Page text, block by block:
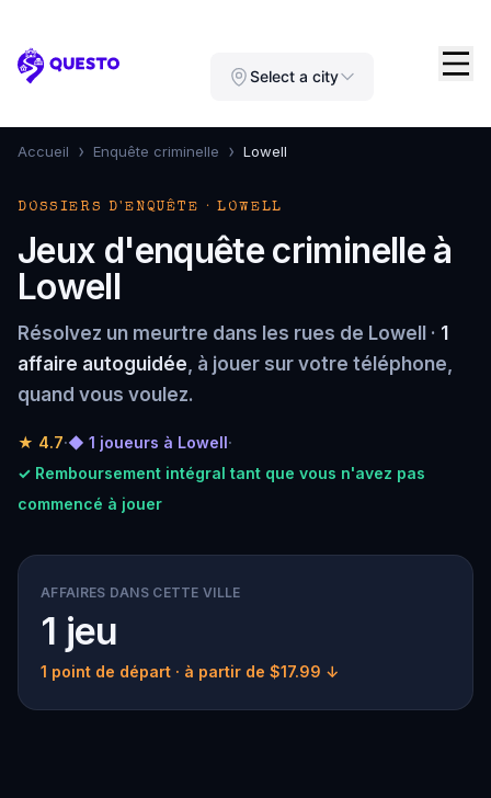
Questo Select a city
Accueil › Enquête criminelle › Lowell
DOSSIERS D'ENQUÊTE · LOWELL
Jeux d'enquête criminelle à
Lowell
Résolvez un meurtre dans les rues de Lowell · 1
affaire autoguidée, à jouer sur votre téléphone,
quand vous voulez.
★ 4.7·◆ 1 joueurs à Lowell·
✓ Remboursement intégral tant que vous n'avez pas
commencé à jouer
AFFAIRES DANS CETTE VILLE
1 jeu
1 point de départ · à partir de $17.99 ↓